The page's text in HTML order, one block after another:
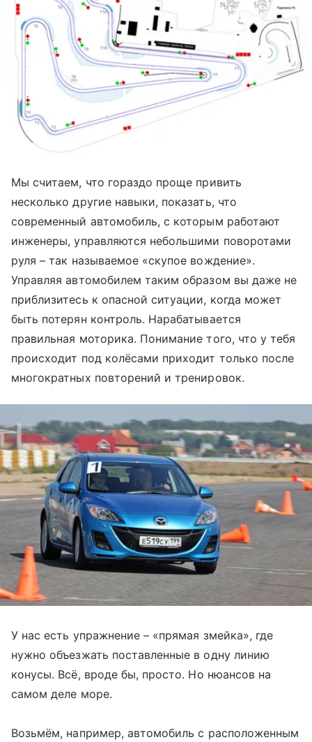
Мы считаем, что гораздо проще привить
несколько другие навыки, показать, что
современный автомобиль, с которым работают
инженеры, управляются небольшими поворотами
руля – так называемое «скупое вождение».
Управляя автомобилем таким образом вы даже не
приблизитесь к опасной ситуации, когда может
быть потерян контроль. Нарабатывается
правильная моторика. Понимание того, что у тебя
происходит под колёсами приходит только после
многократных повторений и тренировок.
У нас есть упражнение – «прямая змейка», где
нужно объезжать поставленные в одну линию
конусы. Всё, вроде бы, просто. Но нюансов на
самом деле море.
Возьмём, например, автомобиль с расположенным